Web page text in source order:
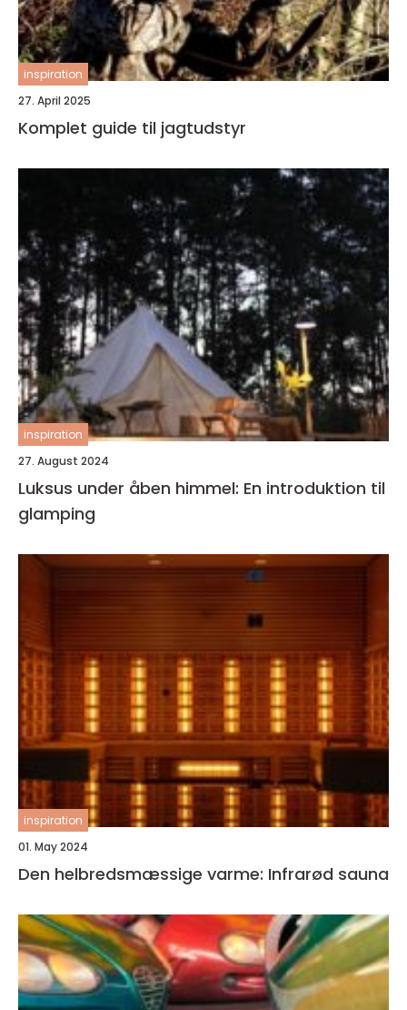
inspiration
27. April 2025
Komplet guide til jagtudstyr
inspiration
27. August 2024
Luksus under åben himmel: En introduktion til
glamping
inspiration
01. May 2024
Den helbredsmæssige varme: Infrarød sauna